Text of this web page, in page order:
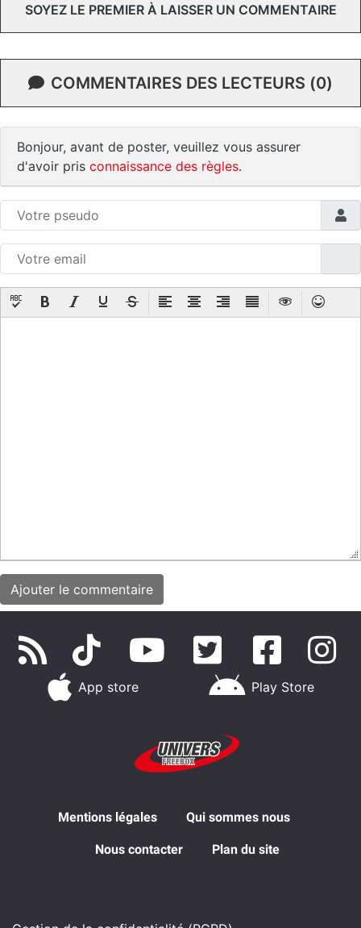
SOYEZ LE PREMIER À LAISSER UN COMMENTAIRE
COMMENTAIRES DES LECTEURS (0)
Bonjour, avant de poster, veuillez vous assurer
d'avoir pris connaissance des règles.
App store Play Store
Mentions légales Qui sommes nous
Nous contacter Plan du site